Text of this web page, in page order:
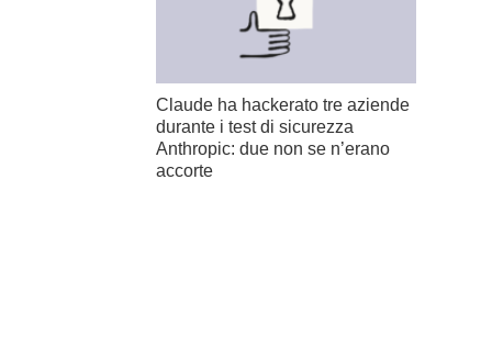
Claude ha hackerato tre aziende
durante i test di sicurezza
Anthropic: due non se n’erano
accorte